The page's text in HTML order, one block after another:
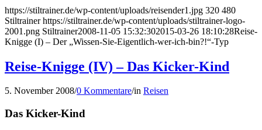
https://stiltrainer.de/wp-content/uploads/reisender1.jpg 320 480
Stiltrainer https://stiltrainer.de/wp-content/uploads/stiltrainer-logo-
2001.png Stiltrainer2008-11-05 15:32:302015-03-26 18:10:28Reise-
Knigge (I) – Der „Wissen-Sie-Eigentlich-wer-ich-bin?!“-Typ
Reise-Knigge (IV) – Das Kicker-Kind
5. November 2008/0 Kommentare/in Reisen
Das Kicker-Kind